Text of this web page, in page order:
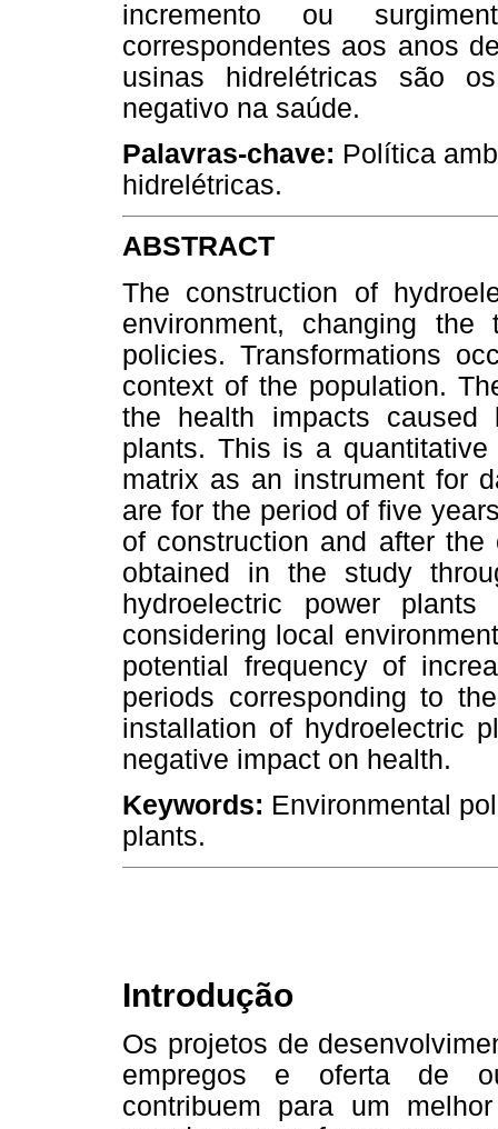
incremento ou
correspondentes aos anos
usinas hidrelétricas são
negativo na saúde.
Palavras-chave: Política
hidrelétricas.
ABSTRACT
The construction of
environment, changing
policies. Transformations
context of the population.
the health impacts caused
plants. This is a
matrix as an instrument for
are for the period of five
of construction and after
obtained in the study
hydroelectric power
considering local
potential frequency of
periods corresponding to
installation of hydroelectric
negative impact on health.
Keywords: Environmental
plants.
Introdução
Os projetos de
empregos e oferta de
contribuem para um